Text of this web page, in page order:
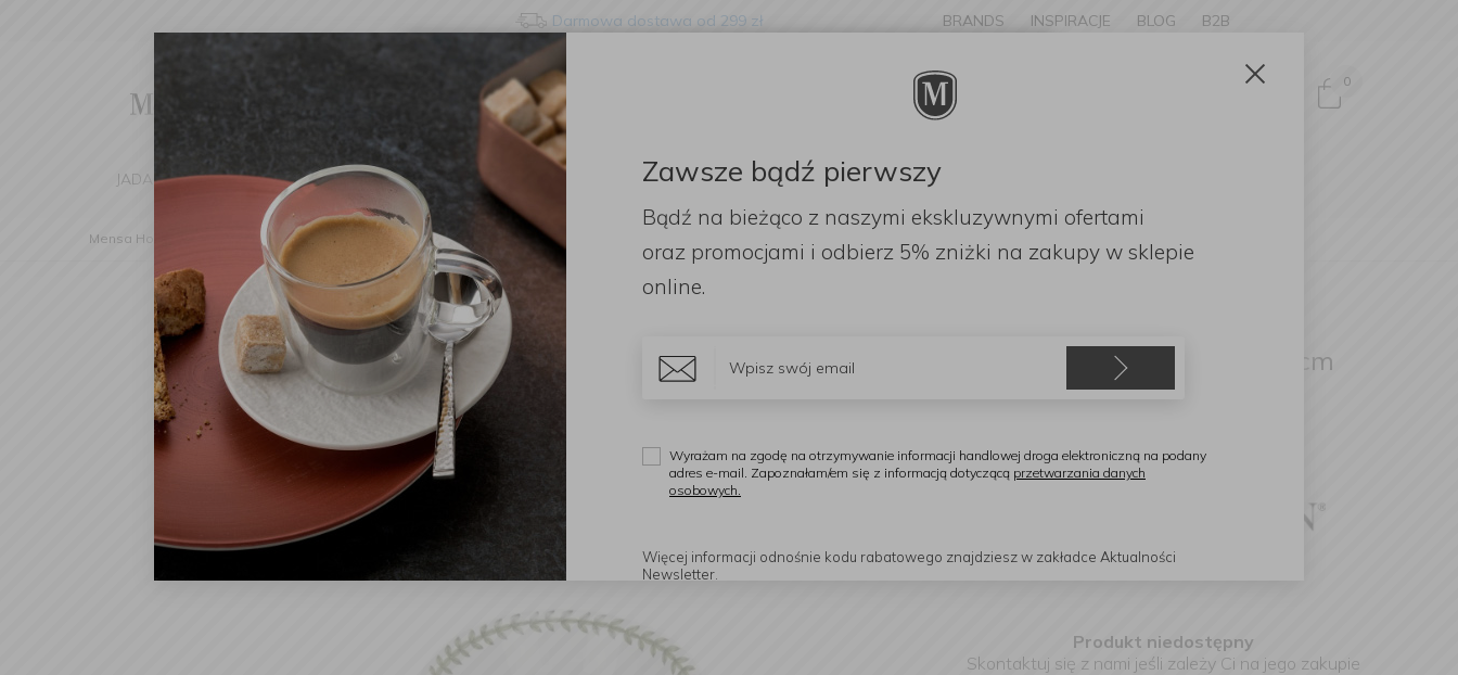
Darmowa dostawa od 299 zł BRANDS INSPIRACJE BLOG B2B
0
JADALNIA KUCHNIA DOM DEKORACJE ZAPACHY DODATKI OGRÓD
Mensa Home Nakrycie stołu Serwowanie Salaterki, misy Miseczka Botanic Garden 13cm Pansy
Miseczka Botanic Garden 13cm
Produkt niedostępny
Skontaktuj się z nami jeśli zależy Ci na jego zakupie
Change language?
We've detected that your browser language is not Polish. Would you like to
switch to the English version of our website?
Stay here Switch to English
Zawsze bądź pierwszy
Bądź na bieżąco z naszymi ekskluzywnymi ofertami
oraz promocjami i odbierz 5% zniżki na zakupy w sklepie
online.
Wyrażam na zgodę na otrzymywanie informacji handlowej droga elektroniczną na podany
adres e-mail. Zapoznałam/em się z informacją dotyczącą przetwarzania danych
osobowych.
Więcej informacji odnośnie kodu rabatowego znajdziesz w zakładce Aktualności
Newsletter.